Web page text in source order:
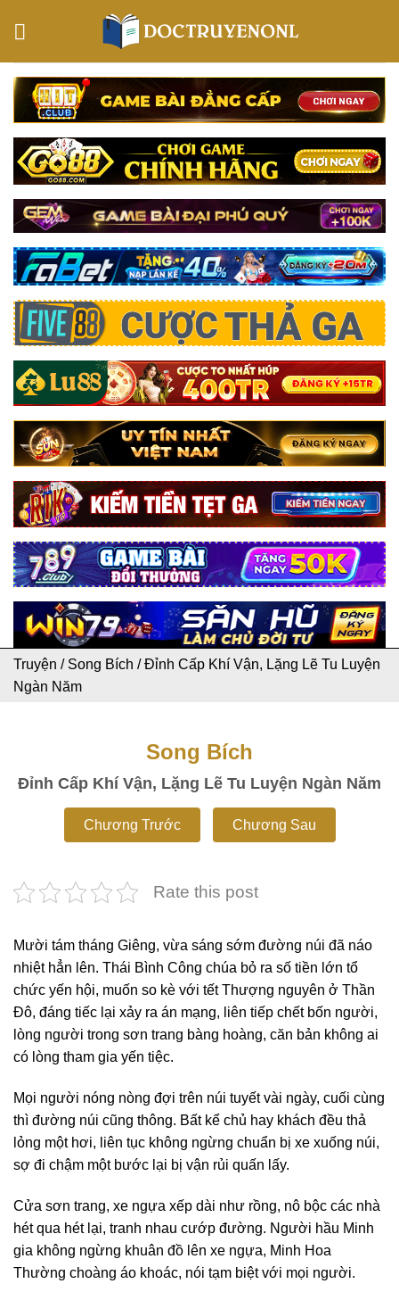
Truyện / Song Bích /Đỉnh Cấp Khí Vận, Lặng Lẽ Tu Luyện
Ngàn Năm
Song Bích
Đỉnh Cấp Khí Vận, Lặng Lẽ Tu Luyện Ngàn Năm
Chương Trước Chương Sau
Rate this post
Mười tám tháng Giêng, vừa sáng sớm đường núi đã náo
nhiệt hẳn lên. Thái Bình Công chúa bỏ ra số tiền lớn tổ
chức yến hội, muốn so kè với tết Thượng nguyên ở Thần
Đô, đáng tiếc lại xảy ra án mạng, liên tiếp chết bốn người,
lòng người trong sơn trang bàng hoàng, căn bản không ai
có lòng tham gia yến tiệc.
Mọi người nóng nòng đợi trên núi tuyết vài ngày, cuối cùng
thì đường núi cũng thông. Bất kể chủ hay khách đều thả
lỏng một hơi, liên tục không ngừng chuẩn bị xe xuống núi,
sợ đi chậm một bước lại bị vận rủi quấn lấy.
Cửa sơn trang, xe ngựa xếp dài như rồng, nô bộc các nhà
hét qua hét lại, tranh nhau cướp đường. Người hầu Minh
gia không ngừng khuân đồ lên xe ngựa, Minh Hoa
Thường choàng áo khoác, nói tạm biệt với mọi người.